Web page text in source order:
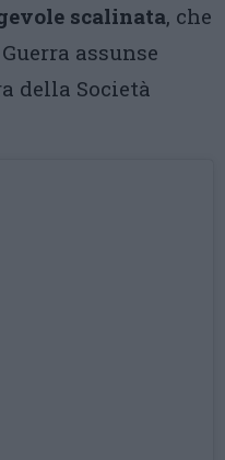
scalinata, che
assunse
della Società